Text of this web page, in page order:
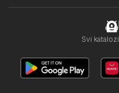
Svi